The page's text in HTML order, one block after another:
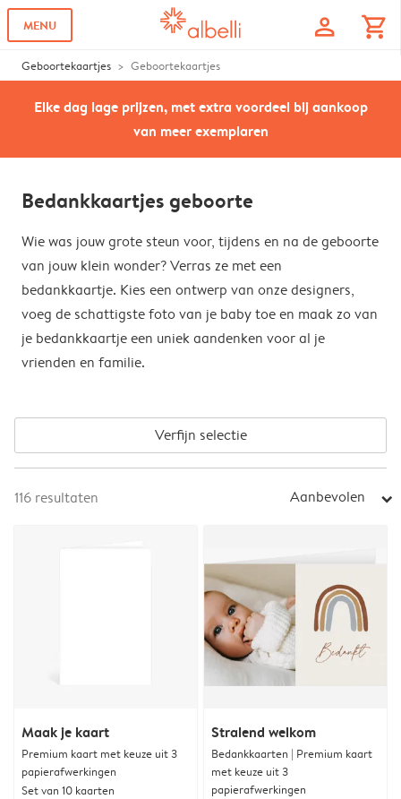
MENU profile shopping_cart
Geboortekaartjes Geboortekaartjes
Elke dag lage prijzen, met extra voordeel bij aankoop
van meer exemplaren
Bedankkaartjes geboorte
Wie was jouw grote steun voor, tijdens en na de geboorte
van jouw klein wonder? Verras ze met een
bedankkaartje. Kies een ontwerp van onze designers,
voeg de schattigste foto van je baby toe en maak zo van
je bedankkaartje een uniek aandenken voor al je
vrienden en familie.
Verfijn selectie
116 resultaten Aanbevolen arrow_right
Maak je kaart
Premium kaart met keuze uit 3
papierafwerkingen
Set van 10 kaarten
Stralend welkom
Bedankkaarten | Premium kaart
met keuze uit 3
papierafwerkingen